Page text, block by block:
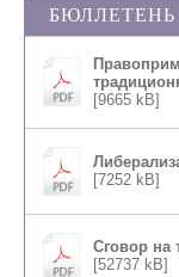
БЮЛЛЕТЕНЬ
[9665 kB]
[7252 kB]
Сговор на
[52737 kB]